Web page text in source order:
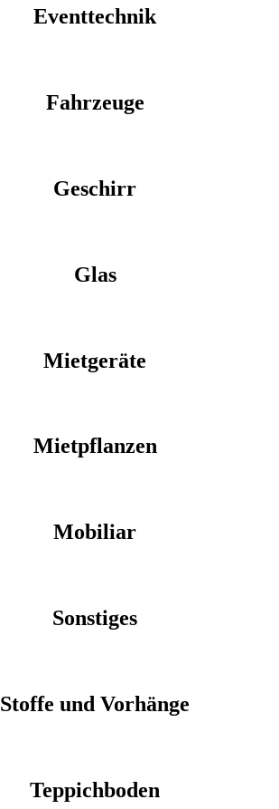
Eventtechnik
Fahrzeuge
Geschirr
Glas
Mietgeräte
Mietpflanzen
Mobiliar
Sonstiges
Stoffe und Vorhänge
Teppichboden